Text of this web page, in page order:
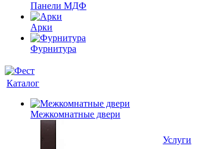
Панели МДФ
Арки
Фурнитура
Каталог
Межкомнатные двери
Услуги